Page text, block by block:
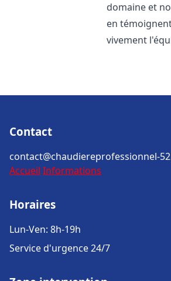
domaine et
en
vivement
Contact
contact@chaudiereprofessionnel-
Accueil Informations
Horaires
Lun-Ven: 8h-19h
Service d'urgence 24/7